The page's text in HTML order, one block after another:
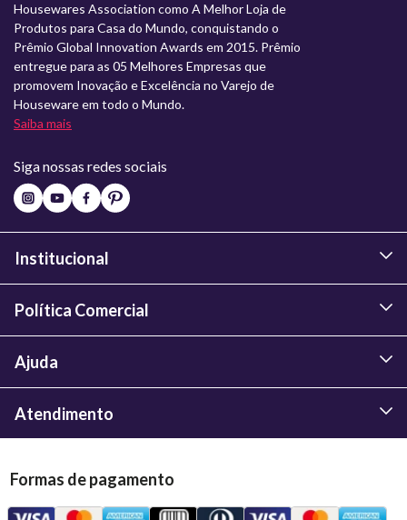
Housewares Association como A Melhor Loja de
Produtos para Casa do Mundo, conquistando o
Prêmio Global Innovation Awards em 2015. Prêmio
entregue para as 05 Melhores Empresas que
promovem Inovação e Excelência no Varejo de
Houseware em todo o Mundo.
Saiba mais
Siga nossas redes sociais
Institucional
Política Comercial
Ajuda
Atendimento
Formas de pagamento